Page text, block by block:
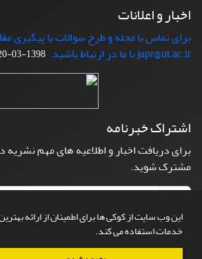
این وب سایت از کوکی ها برای اطمینان از ارائه
خدمات استفاده می کند.
اخبار و اعلانات
برای تماس با مجله و طرح سوالات یا پیگیری
japr@ut.ac.ir با ما در ارتباط باشید.
1398-03-20
اشتراک خبرنامه
برای دریافت اخبار و اطلاعیه های مهم نشریه
مشترک شوید.